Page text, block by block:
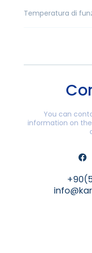
Temperatura di
You can
information on the